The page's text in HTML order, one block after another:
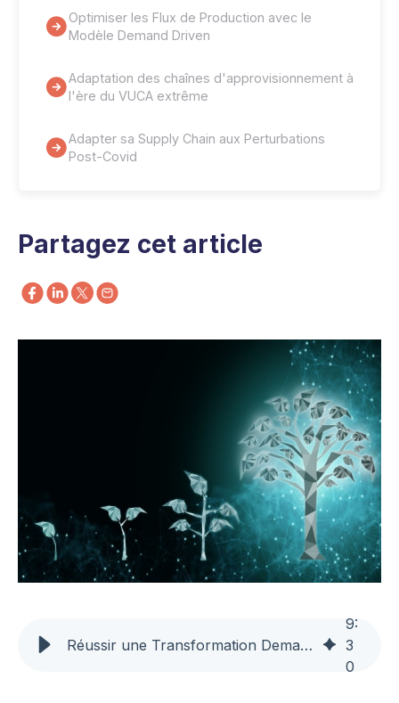
Optimiser les Flux de Production avec le
Modèle Demand Driven
Adaptation des chaînes d'approvisionnement à
l'ère du VUCA extrême
Adapter sa Supply Chain aux Perturbations
Post-Covid
Partagez cet article
Réussir une Transformation Demand Driven à Grande Échelle: 6 Clés Essentielles
9:
3
0